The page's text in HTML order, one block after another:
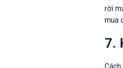
rời
mua
7.